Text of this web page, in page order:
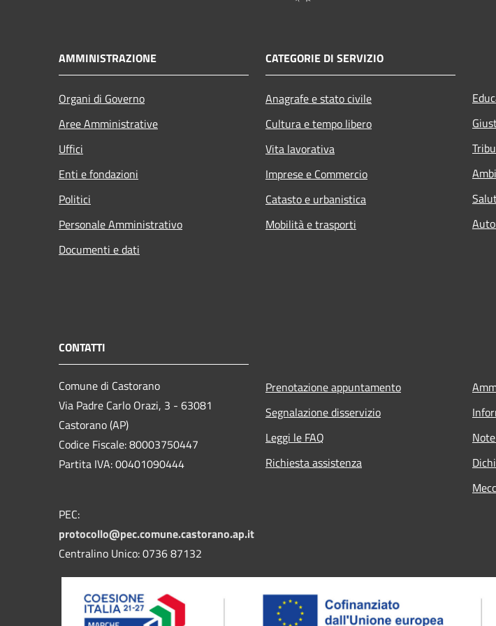
AMMINISTRAZIONE
Organi di Governo
Aree Amministrative
Uffici
Enti e fondazioni
Politici
Personale Amministrativo
Documenti e dati
CATEGORIE DI SERVIZIO
Anagrafe e stato civile
Cultura e tempo libero
Vita lavorativa
Imprese e Commercio
Catasto e urbanistica
Mobilità e trasporti
CONTATTI
Comune di Castorano
Via Padre Carlo Orazi, 3 - 63081
Castorano (AP)
Codice Fiscale: 80003750447
Partita IVA: 00401090444
PEC:
protocollo@pec.comune.castorano.ap.it
Centralino Unico: 0736 87132
Prenotazione appuntamento
Segnalazione disservizio
Leggi le FAQ
Richiesta assistenza